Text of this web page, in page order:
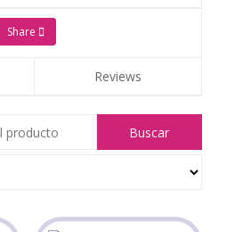
Share
Reviews